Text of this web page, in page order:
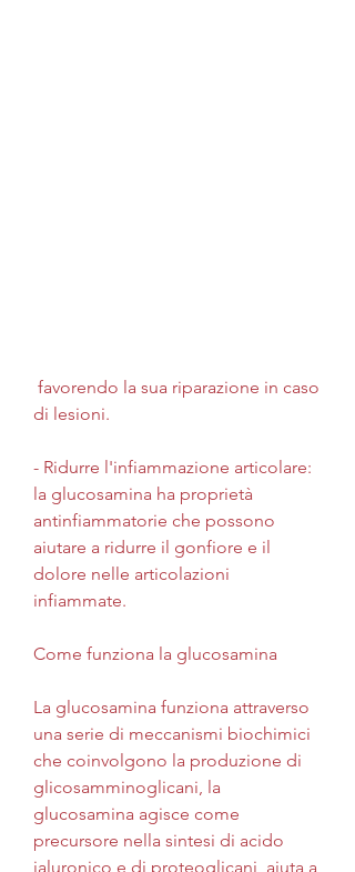
di lesioni.
- Ridurre l'infiammazione articolare:
la glucosamina ha proprietà
antinfiammatorie che possono
aiutare a ridurre il gonfiore e il
dolore nelle articolazioni
infiammate.
Come funziona la glucosamina
La glucosamina funziona attraverso
una serie di meccanismi biochimici
che coinvolgono la produzione di
glicosamminoglicani, la
glucosamina agisce come
precursore nella sintesi di acido
ialuronico e di proteoglicani, aiuta a